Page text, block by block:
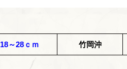
18～28ｃｍ 竹岡沖